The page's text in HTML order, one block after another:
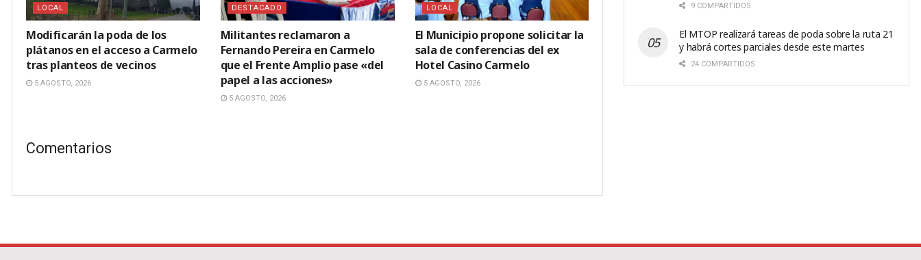
LOCAL
Modificarán la poda de los
plátanos en el acceso a Carmelo
tras planteos de vecinos
5 AGOSTO, 2026
DESTACADO
Militantes reclamaron a
Fernando Pereira en Carmelo
que el Frente Amplio pase «del
papel a las acciones»
5 AGOSTO, 2026
LOCAL
El Municipio propone solicitar la
sala de conferencias del ex
Hotel Casino Carmelo
5 AGOSTO, 2026
Comentarios
9 COMPARTIDOS
El MTOP realizará tareas de poda sobre la ruta 21
y habrá cortes parciales desde este martes
24 COMPARTIDOS